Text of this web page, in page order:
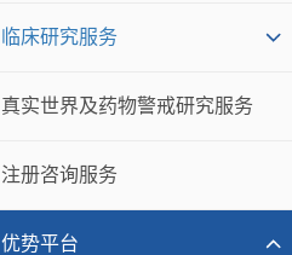
临床研究服务
真实世界及药物警戒研究服务
注册咨询服务
优势平台